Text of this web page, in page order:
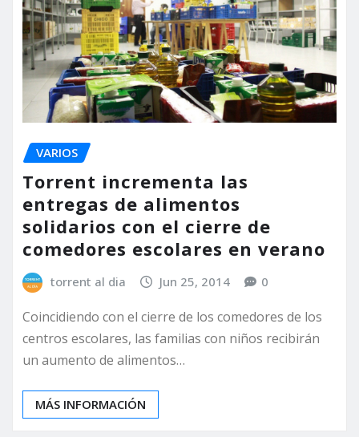
VARIOS
Torrent incrementa las
entregas de alimentos
solidarios con el cierre de
comedores escolares en verano
torrent al dia Jun 25, 2014 0
Coincidiendo con el cierre de los comedores de los
centros escolares, las familias con niños recibirán
un aumento de alimentos…
MÁS INFORMACIÓN